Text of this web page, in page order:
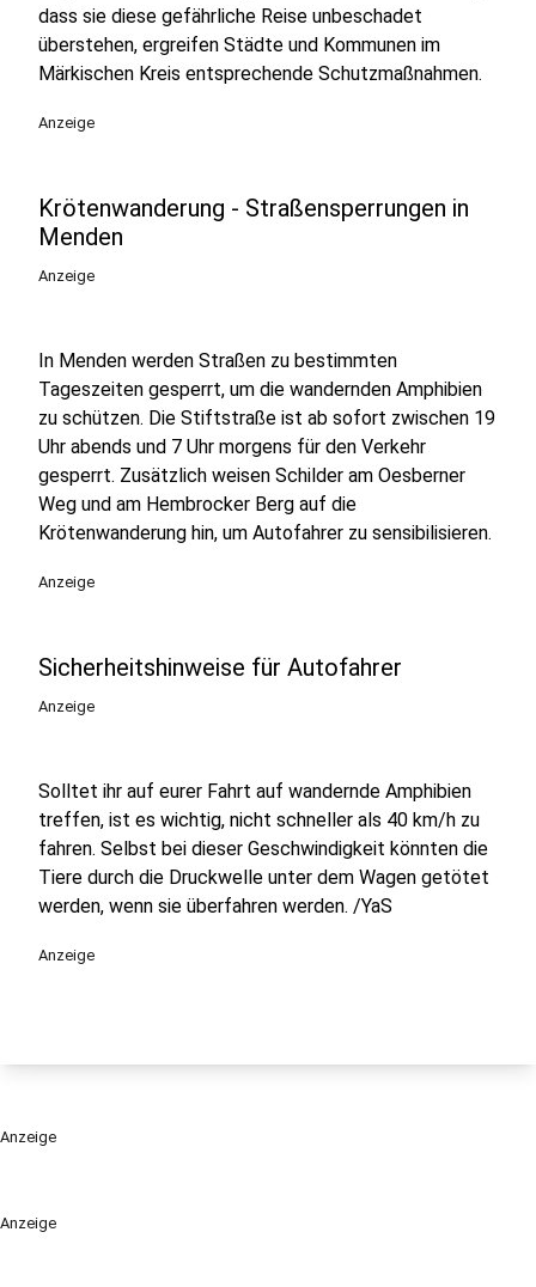
Anzeige
dass sie diese gefährliche Reise unbeschadet
überstehen, ergreifen Städte und Kommunen im
Märkischen Kreis entsprechende Schutzmaßnahmen.
Anzeige
Krötenwanderung - Straßensperrungen in
Menden
Anzeige
In Menden werden Straßen zu bestimmten
Tageszeiten gesperrt, um die wandernden Amphibien
zu schützen. Die Stiftstraße ist ab sofort zwischen 19
Uhr abends und 7 Uhr morgens für den Verkehr
gesperrt. Zusätzlich weisen Schilder am Oesberner
Weg und am Hembrocker Berg auf die
Krötenwanderung hin, um Autofahrer zu sensibilisieren.
Anzeige
Sicherheitshinweise für Autofahrer
Anzeige
Solltet ihr auf eurer Fahrt auf wandernde Amphibien
treffen, ist es wichtig, nicht schneller als 40 km/h zu
fahren. Selbst bei dieser Geschwindigkeit könnten die
Tiere durch die Druckwelle unter dem Wagen getötet
werden, wenn sie überfahren werden. /YaS
Anzeige
Anzeige